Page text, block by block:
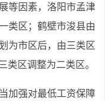
等因素，洛阳市孟津
类区；鹤壁市浚县由
为市区后，由三类区
类区调整为二类区。
加强对最低工资保障